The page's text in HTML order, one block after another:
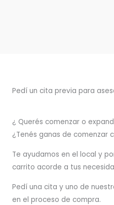
Pedí un cita previa para
¿ Querés comenzar o
¿Tenés ganas de comenzar
Te ayudamos en el local y
carrito acorde a tus
Pedí una cita y uno de
en el proceso de compra.